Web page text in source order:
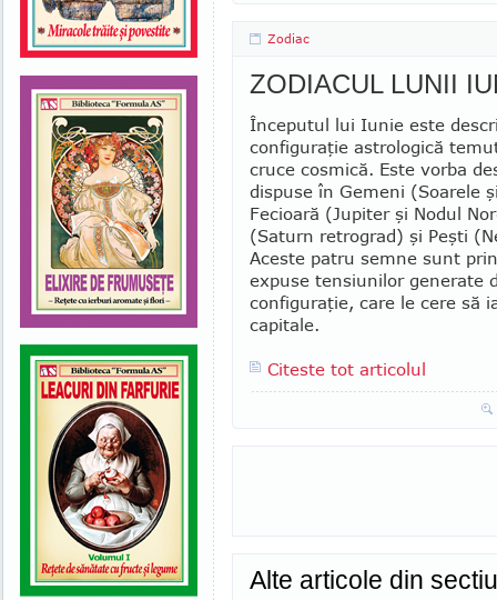
Zodiac
ZODIACUL LUNII
Începutul lui Iunie este
configuraţie astrologică
cruce cosmică. Este vorba
dispuse în Gemeni (Soarele
Fecioară (Jupiter şi Nodul
(Saturn retrograd) şi Peşti
Aceste patru semne sunt
expuse tensiunilor generate
configuraţie, care le cere să
capitale.
Citeste tot articolul
Alte articole din